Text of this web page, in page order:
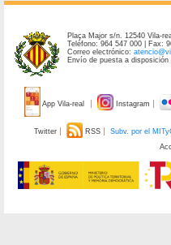
Plaça Major s/n. 12540 Vila-
Teléfono: 964 547 000 | Fax:
Correo electrónico:
Envío de puesta a
App Vila-real Instagram
Twitter RSS Subv. por el